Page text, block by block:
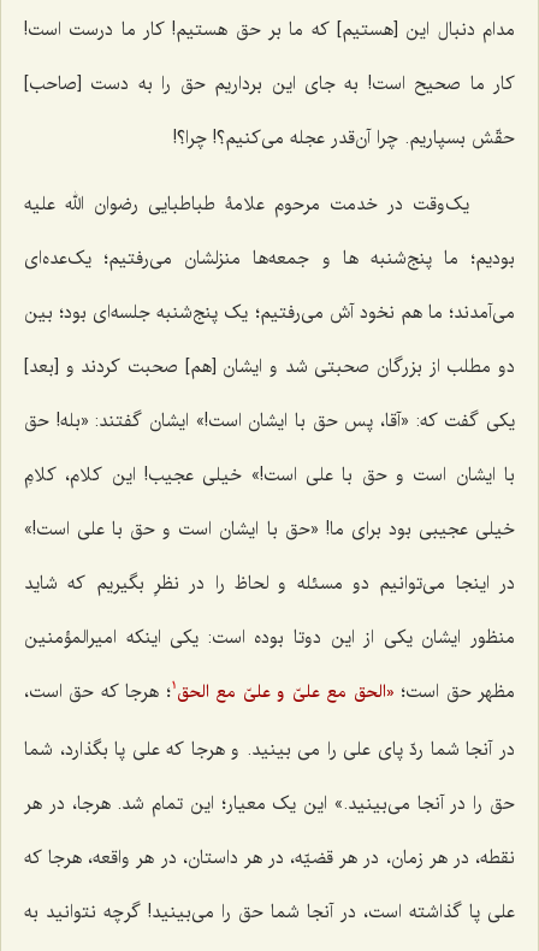
مدام دنبال این [هستیم] که ما بر حق هستیم! کار ما درست است!
کار ما صحیح است! به جای این برداریم حق را به دست [صاحب]
حقّش بسپاریم. چرا آن‌قدر عجله می‌کنیم؟! چرا؟!
یک‌وقت در خدمت مرحوم علامۀ طباطبایی رضوان الله علیه
بودیم؛ ما پنج‌شنبه ‌ها و جمعه‌ها منزلشان می‌رفتیم؛ یک‌عده‌ای
می‌آمدند؛ ما هم نخود آش می‌رفتیم؛ یک پنج‌شنبه جلسه‌ای بود؛ بین
دو مطلب از بزرگان صحبتی شد و ایشان [هم] صحبت کردند و [بعد]
یکی گفت که: «آقا، پس حق با ایشان است!» ایشان گفتند: «بله! حق
با ایشان است و حق با علی است!» خیلی عجیب! این کلام، کلامِ
خیلی عجیبی بود برای ما! «حق با ایشان است و حق با علی است!»
در اینجا می‌توانیم دو مسئله و لحاظ را در نظرِ بگیریم که شاید
منظور ایشان یکی از این دوتا بوده است: یکی اینکه امیرالمؤمنین
مظهر حق است؛ «الحق مع علیّ و علیّ مع الحق 1؛ هرجا که حق است،
در آنجا شما ردّ پای علی را می بینید. و هرجا که علی پا بگذارد، شما
حق را در آنجا می‌بینید.» این یک معیار؛ این تمام شد. هرجا، در هر
نقطه، در هر زمان، در هر قضیّه، در هر داستان، در هر واقعه، هرجا که
علی پا گذاشته است، در آنجا شما حق را می‌بینید! گرچه نتوانید به